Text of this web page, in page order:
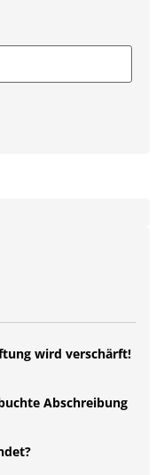
wird verschärft!
Abschreibung